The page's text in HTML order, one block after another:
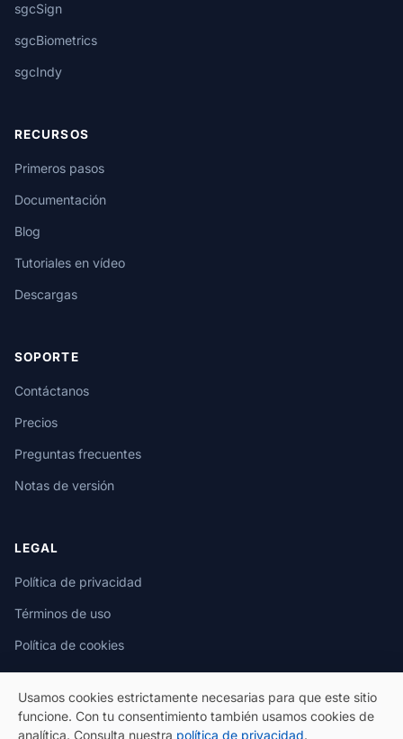
sgcSign
sgcBiometrics
sgcIndy
RECURSOS
Primeros pasos
Documentación
Blog
Tutoriales en vídeo
Descargas
SOPORTE
Contáctanos
Precios
Preguntas frecuentes
Notas de versión
LEGAL
Política de privacidad
Términos de uso
Política de cookies
Usamos cookies estrictamente necesarias para que este sitio
funcione. Con tu consentimiento también usamos cookies de
analítica. Consulta nuestra política de privacidad.